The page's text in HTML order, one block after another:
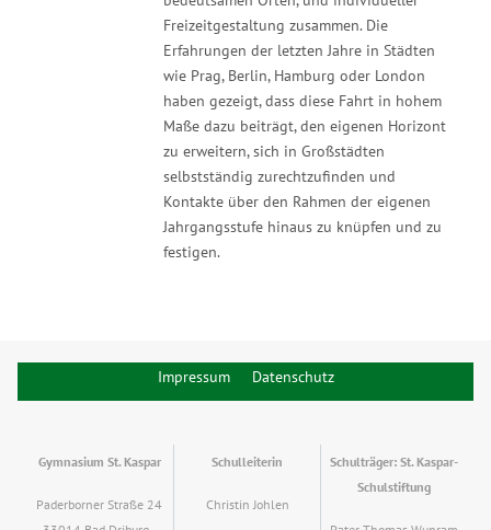
Freizeitgestaltung zusammen. Die
Erfahrungen der letzten Jahre in Städten
wie Prag, Berlin, Hamburg oder London
haben gezeigt, dass diese Fahrt in hohem
Maße dazu beiträgt, den eigenen Horizont
zu erweitern, sich in Großstädten
selbstständig zurechtzufinden und
Kontakte über den Rahmen der eigenen
Jahrgangsstufe hinaus zu knüpfen und zu
festigen.
Impressum Datenschutz
Gymnasium St. Kaspar
Paderborner Straße 24
Schulleiterin
Christin Johlen
Schulträger: St. Kaspar-
Schulstiftung